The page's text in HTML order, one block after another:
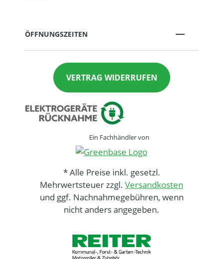
ÖFFNUNGSZEITEN
VERTRAG WIDERRUFEN
Ein Fachhändler von
* Alle Preise inkl. gesetzl.
Mehrwertsteuer zzgl. Versandkosten
und ggf. Nachnahmegebühren, wenn
nicht anders angegeben.